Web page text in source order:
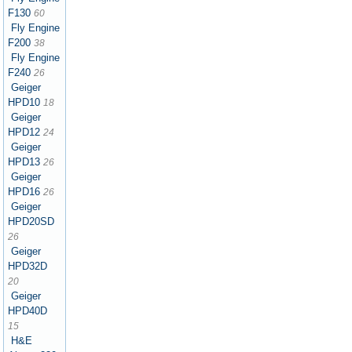
F130 60
Fly Engine
F200 38
Fly Engine
F240 26
Geiger
HPD10 18
Geiger
HPD12 24
Geiger
HPD13 26
Geiger
HPD16 26
Geiger
HPD20SD
26
Geiger
HPD32D
20
Geiger
HPD40D
15
H&E